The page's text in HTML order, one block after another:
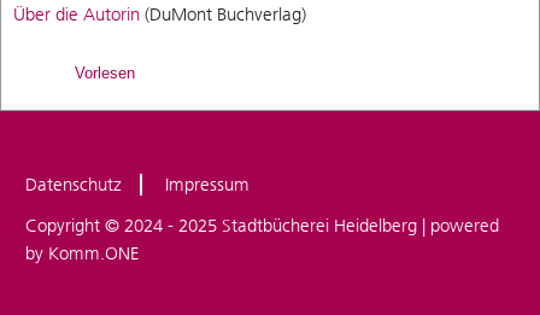
Über die Autorin (DuMont Buchverlag)
Vorlesen
Datenschutz
Impressum
Copyright © 2024 - 2025 Stadtbücherei Heidelberg | powered
by Komm.ONE